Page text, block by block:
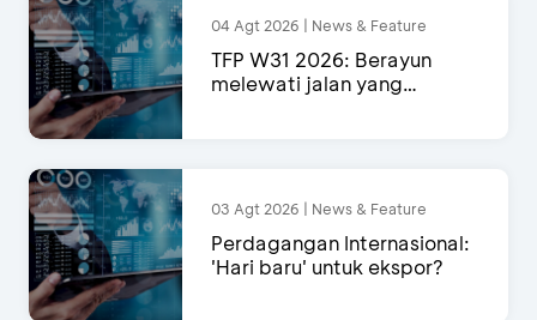
04 Agt 2026 | News & Feature
TFP W31 2026: Berayun
melewati jalan yang
03 Agt 2026 | News & Feature
Perdagangan Internasional:
'Hari baru' untuk ekspor?